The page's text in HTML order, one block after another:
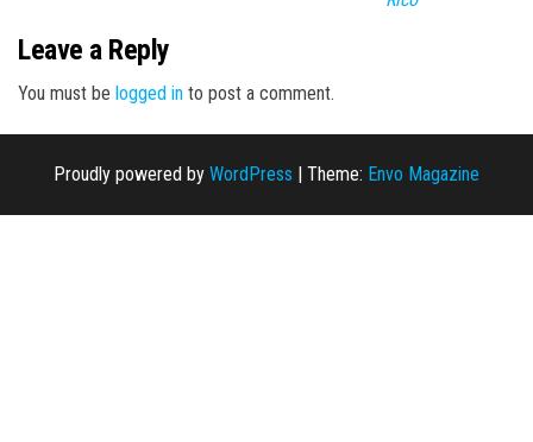
Leave a Reply
You must be logged in to post a comment.
Proudly powered by WordPress Theme: Envo Magazine